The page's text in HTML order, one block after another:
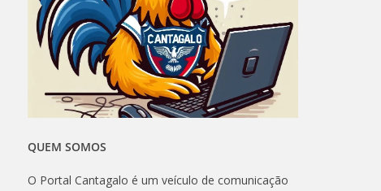
QUEM SOMOS
O Portal Cantagalo é um veículo de comunicação